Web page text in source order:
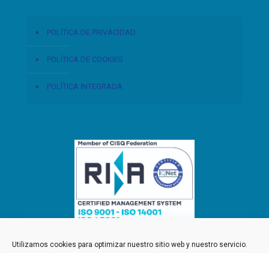
Utilizamos cookies para optimizar nuestro sitio web y nuestro servicio.
POLÍTICA DE PRIVACIDAD
POLÍTICA DE COOKIES
POLÍTICA INTEGRADA